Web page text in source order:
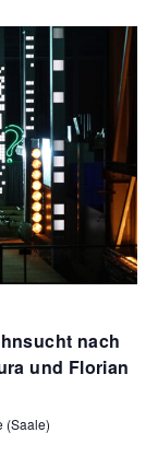
nach
und Florian
(Saale)